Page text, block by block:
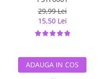
29,99 Lei
15,50 Lei
ADAUGA IN COS